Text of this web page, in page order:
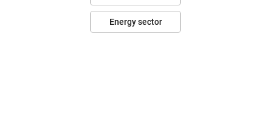
Energy sector